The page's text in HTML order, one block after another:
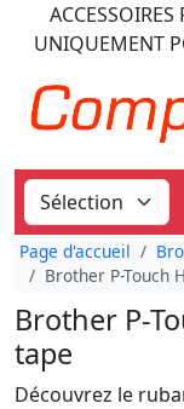
UNIQUEMENT
Page d'accueil
Brother P-Touch
Brother P-
tape
Découvrez le